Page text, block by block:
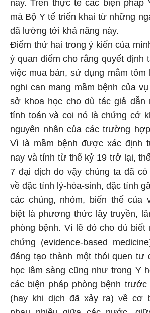
này. Trên thực tế các biện pháp
mà Bộ Y tế triển khai từ những
đã lường tới khả năng này.
Điểm thứ hai trong ý kiến của
ý quan điểm cho rằng quyết định
việc mua bán, sử dụng mắm
nghi can mang mầm bệnh của
sở khoa học cho dù tác giả dẫn
tính toán và coi nó là chứng cớ
nguyên nhân của các trường
Vì là mầm bệnh được xác định
nay và tính từ thế kỷ 19 trở lại,
7 đại dịch do vậy chúng ta đã
về đặc tính lý-hóa-sinh, đặc tính
các chủng, nhóm, biến thể của
biệt là phương thức lây truyền,
phòng bệnh. Vì lẽ đó cho dù biết
chứng (evidence-based
đáng tạo thành một thói quen tư
học lâm sàng cũng như trong Y
các biện pháp phòng bệnh
(hay khi dịch đã xảy ra) về cơ